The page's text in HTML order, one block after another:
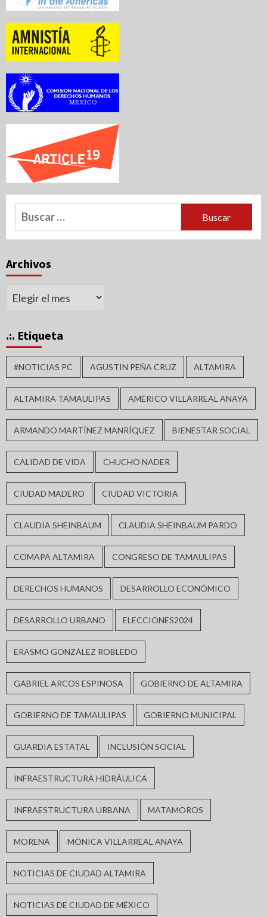
Buscar:
Archivos
Archivos
.:. Etiqueta
#NOTICIAS PC AGUSTIN PEÑA CRUZ ALTAMIRA
ALTAMIRA TAMAULIPAS AMÉRICO VILLARREAL ANAYA
ARMANDO MARTÍNEZ MANRÍQUEZ BIENESTAR SOCIAL
CALIDAD DE VIDA CHUCHO NADER
CIUDAD MADERO CIUDAD VICTORIA
CLAUDIA SHEINBAUM CLAUDIA SHEINBAUM PARDO
COMAPA ALTAMIRA CONGRESO DE TAMAULIPAS
DERECHOS HUMANOS DESARROLLO ECONÓMICO
DESARROLLO URBANO ELECCIONES2024
ERASMO GONZÁLEZ ROBLEDO
GABRIEL ARCOS ESPINOSA GOBIERNO DE ALTAMIRA
GOBIERNO DE TAMAULIPAS GOBIERNO MUNICIPAL
GUARDIA ESTATAL INCLUSIÓN SOCIAL
INFRAESTRUCTURA HIDRÁULICA
INFRAESTRUCTURA URBANA MATAMOROS
MORENA MÓNICA VILLARREAL ANAYA
NOTICIAS DE CIUDAD ALTAMIRA
NOTICIAS DE CIUDAD DE MÉXICO